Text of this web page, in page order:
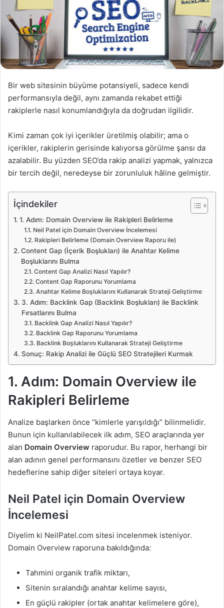
e
e
k
Bir web sitesinin büyüme potansiyeli, sadece kendi
performansıyla değil, aynı zamanda rekabet ettiği
rakiplerle nasıl konumlandığıyla da doğrudan ilgilidir.
Kimi zaman çok iyi içerikler üretilmiş olabilir; ama o
içerikler, rakiplerin gerisinde kalıyorsa görülme şansı da
azalabilir. Bu yüzden SEO’da rakip analizi yapmak, yalnızca
bir tercih değil, neredeyse bir zorunluluk hâline gelmiştir.
İçindekiler
1. Adım: Domain Overview ile Rakipleri Belirleme
Neil Patel için Domain Overview İncelemesi
Rakipleri Belirleme (Domain Overview Raporu ile)
Content Gap (İçerik Boşlukları) ile Anahtar Kelime
Boşluklarını Bulma
Content Gap Analizi Nasıl Yapılır?
Content Gap Raporunu Yorumlama
Anahtar Kelime Boşluklarını Kullanarak Strateji Geliştirme
3. Adım: Backlink Gap (Backlink Boşlukları) ile Backlink
Fırsatlarını Bulma
Backlink Gap Analizi Nasıl Yapılır?
Backlink Gap Raporunu Yorumlama
Backlink Boşluklarını Kullanarak Strateji Geliştirme
Sonuç: Rakip Analizi ile Güçlü SEO Stratejileri Kurmak
1. Adım: Domain Overview ile
Rakipleri Belirleme
Analize başlarken önce “kimlerle yarışıldığı” bilinmelidir.
Bunun için kullanılabilecek ilk adım, SEO araçlarında yer
alan Domain Overview raporudur. Bu rapor, herhangi bir
alan adının genel performansını özetler ve benzer SEO
hedeflerine sahip diğer siteleri ortaya koyar.
Neil Patel için Domain Overview
İncelemesi
Diyelim ki NeilPatel.com sitesi incelenmek isteniyor.
Domain Overview raporuna bakıldığında:
Tahmini organik trafik miktarı,
Sitenin sıralandığı anahtar kelime sayısı,
En güçlü rakipler (ortak anahtar kelimelere göre),